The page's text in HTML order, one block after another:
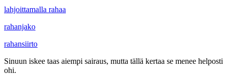
lahjoittamalla rahaa
rahanjako
rahansiirto
Sinuun iskee taas aiempi sairaus, mutta tällä kertaa se menee helposti
ohi.